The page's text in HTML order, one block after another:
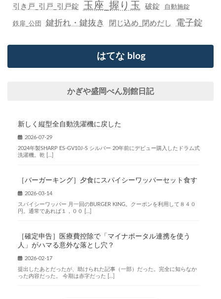
引き戸_引戸_引戸錠 玉座_握り玉 破錠 自動施錠
鉄扉_公団 鍵折れ・鍵抜き 閉じ込め_閉めだし 電子錠
はてな blog
かぎや盛岡べん別館日記
新しく縦型全自動洗濯機に戻した
2026-07-29
2024年製SHARP ES-GV10J-S シルバー 20年前にデビュー購入したドラム式
洗濯機。乾 […]
［バーガーキング］夕食にスパイシーワッパーセット食す
2026-03-14
スパイシーワッパー 月一回のBURGER KING。クーポンを利用して８４０
円。通常であれば１，００ […]
［確定申告］医療費控除で「マイナポータル連携を使う
人」がハマる意外な落とし穴？
2026-02-17
提出したあとだったが、助けられた記事（一部）だった。完全に知らなか
った内容だった。 今期は赤字だった […]